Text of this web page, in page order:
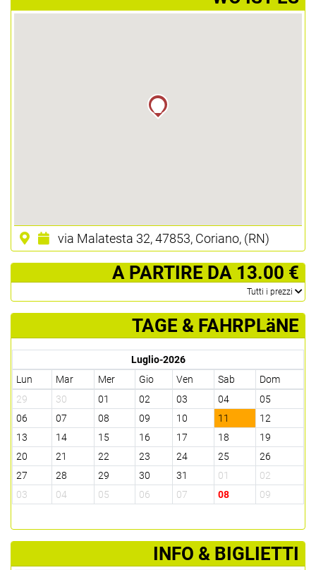
via Malatesta 32, 47853, Coriano, (RN)
­ A PARTIRE DA 13.00 €
­Tutti i prezzi
TAGE & FAHRPLäNE
Luglio-2026
Lun
Mar Mer Gio Ven Sab
Dom
29
30 01 02 03 04
05
06
07 08 09 10 11
12
13
14 15 16 17 18
19
20
21 22 23 24 25
26
27
28 29 30 31 01
02
03
04 05 06 07 08 09
­INFO & BIGLIETTI